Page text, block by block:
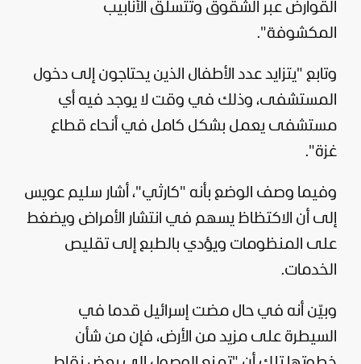
القوارض عبر الشقوق وتتسلّق الأنابيب
المكشوفة".
وتابع "يتزايد عدد الأطفال الذين يحتاجون إلى دخول
المستشفى، وذلك في وقت لا يوجد فيه أي
مستشفى يعمل بشكل كامل في أنحاء قطاع
غزة".
وفيما وصف الوضع بأنه "كارثي"، أشار سليم عويس
إلى أن الاكتظاظ يسهم في انتشار الأمراض ويضغط
على المنظومات ويؤدي بالطبع إلى تقليص
الخدمات.
وبيّن أنه في حال مضت إسرائيل قدما في
السيطرة على مزيد من الأرض، فإن من شأن